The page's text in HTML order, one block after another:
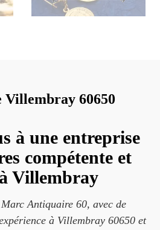
60650
à une entreprise
compétente et
Villembray
Marc Antiquaire 60, avec de
à Villembray 60650 et